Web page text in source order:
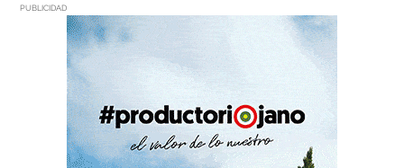
PUBLICIDAD